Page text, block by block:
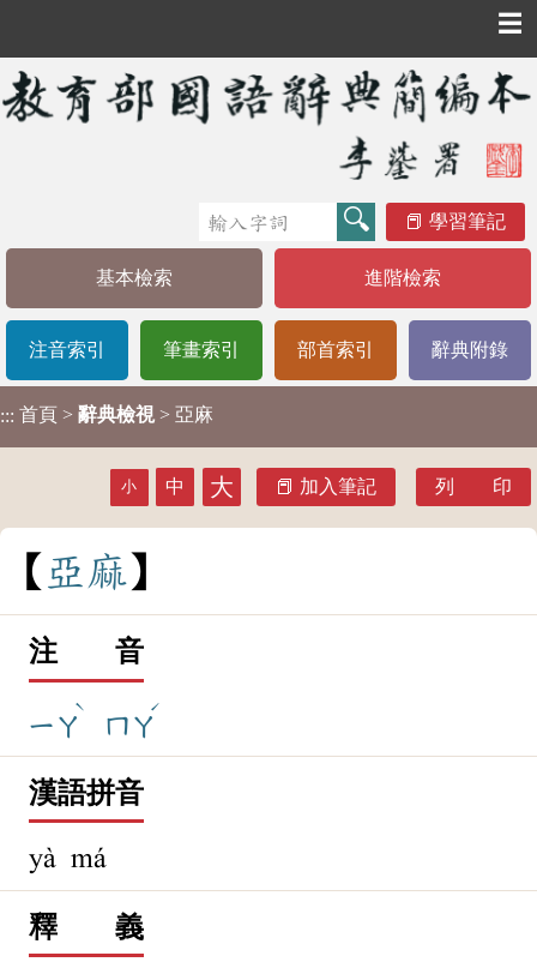
☰
學習筆記
基本檢索 進階檢索
注音索引 筆畫索引 部首索引 辭典附錄
::: 首頁 > 辭典檢視 > 亞麻
小 中 大 加入筆記 列 印
亞 麻
注 音
ㄧㄚ
ˋ
ㄇㄚ
ˊ
漢語拼音
yà má
釋 義